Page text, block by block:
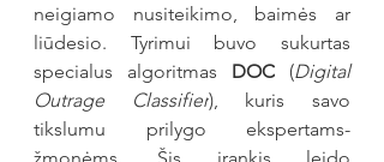
neigiamo nusiteikimo, baimės ar
liūdesio. Tyrimui buvo sukurtas
specialus algoritmas DOC (Digital
Outrage Classifier), kuris savo
tikslumu prilygo ekspertams-